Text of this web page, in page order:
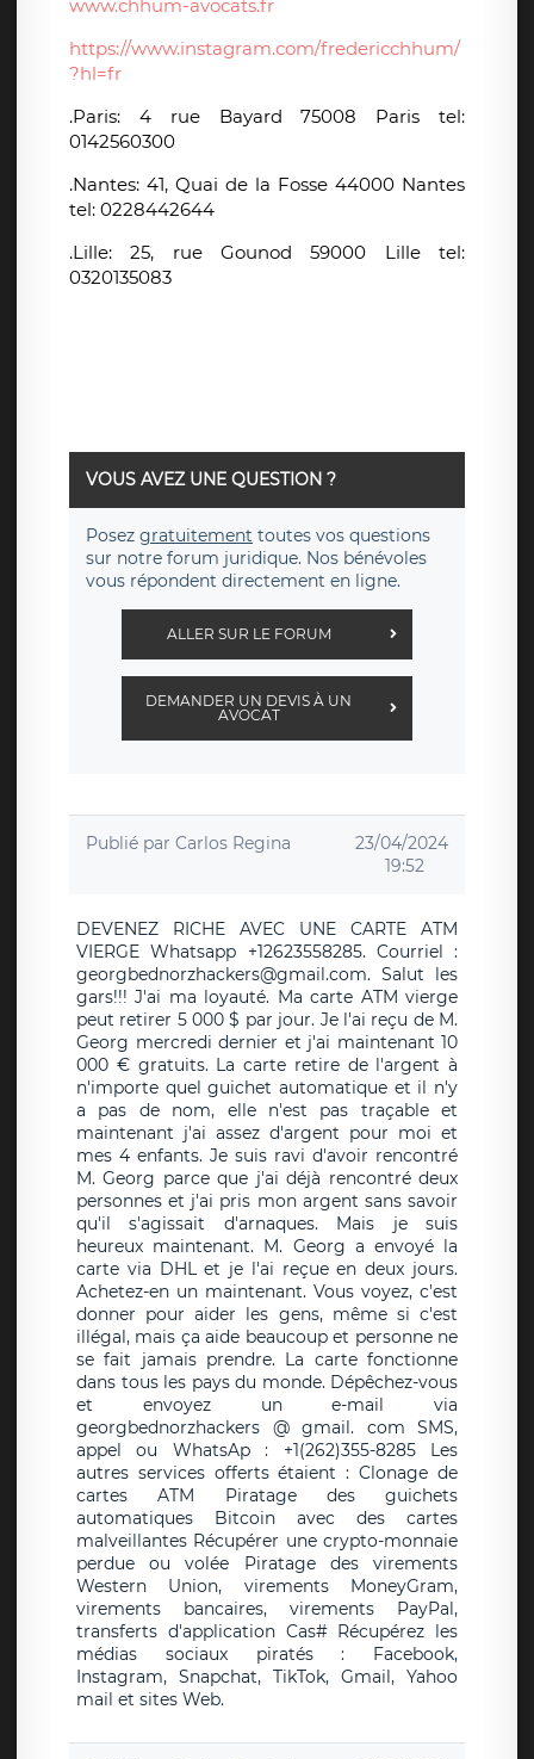
www.chhum-avocats.fr
https://www.instagram.com/fredericchhum/
?hl=fr
.Paris: 4 rue Bayard 75008 Paris tel:
0142560300
.Nantes: 41, Quai de la Fosse 44000 Nantes
tel: 0228442644
.Lille: 25, rue Gounod 59000 Lille tel:
0320135083
VOUS AVEZ UNE QUESTION ?
Posez gratuitement toutes vos questions
sur notre forum juridique. Nos bénévoles
vous répondent directement en ligne.
ALLER SUR LE FORUM
DEMANDER UN DEVIS À UN
AVOCAT
Publié par Carlos Regina
23/04/2024
19:52
DEVENEZ RICHE AVEC UNE CARTE ATM
VIERGE Whatsapp +12623558285. Courriel :
georgbednorzhackers@gmail.com. Salut les
gars!!! J'ai ma loyauté. Ma carte ATM vierge
peut retirer 5 000 $ par jour. Je l'ai reçu de M.
Georg mercredi dernier et j'ai maintenant 10
000 € gratuits. La carte retire de l'argent à
n'importe quel guichet automatique et il n'y
a pas de nom, elle n'est pas traçable et
maintenant j'ai assez d'argent pour moi et
mes 4 enfants. Je suis ravi d'avoir rencontré
M. Georg parce que j'ai déjà rencontré deux
personnes et j'ai pris mon argent sans savoir
qu'il s'agissait d'arnaques. Mais je suis
heureux maintenant. M. Georg a envoyé la
carte via DHL et je l'ai reçue en deux jours.
Achetez-en un maintenant. Vous voyez, c'est
donner pour aider les gens, même si c'est
illégal, mais ça aide beaucoup et personne ne
se fait jamais prendre. La carte fonctionne
dans tous les pays du monde. Dépêchez-vous
et envoyez un e-mail via
georgbednorzhackers @ gmail. com SMS,
appel ou WhatsAp : +1(262)355-8285 Les
autres services offerts étaient : Clonage de
cartes ATM Piratage des guichets
automatiques Bitcoin avec des cartes
malveillantes Récupérer une crypto-monnaie
perdue ou volée Piratage des virements
Western Union, virements MoneyGram,
virements bancaires, virements PayPal,
transferts d'application Cas# Récupérez les
médias sociaux piratés : Facebook,
Instagram, Snapchat, TikTok, Gmail, Yahoo
mail et sites Web.